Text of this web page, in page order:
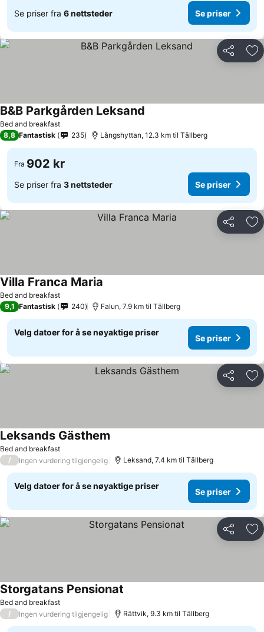
Se priser fra 6 nettsteder Se priser
Del
Bed and breakfast
B&B Parkgården Leksand
8,8 Fantastisk 235 Långshyttan, 12.3 km til Tällberg
Fra 902 kr
Se priser fra 3 nettsteder Se priser
Del
Bed and breakfast
Villa Franca Maria
9,1 Fantastisk 240 Falun, 7.9 km til Tällberg
Velg datoer for å se nøyaktige priser
Se priser
Del
Bed and breakfast
Leksands Gästhem
/ Ingen vurdering tilgjengelig Leksand, 7.4 km til Tällberg
Velg datoer for å se nøyaktige priser
Se priser
Del
Bed and breakfast
Storgatans Pensionat
/ Ingen vurdering tilgjengelig Rättvik, 9.3 km til Tällberg